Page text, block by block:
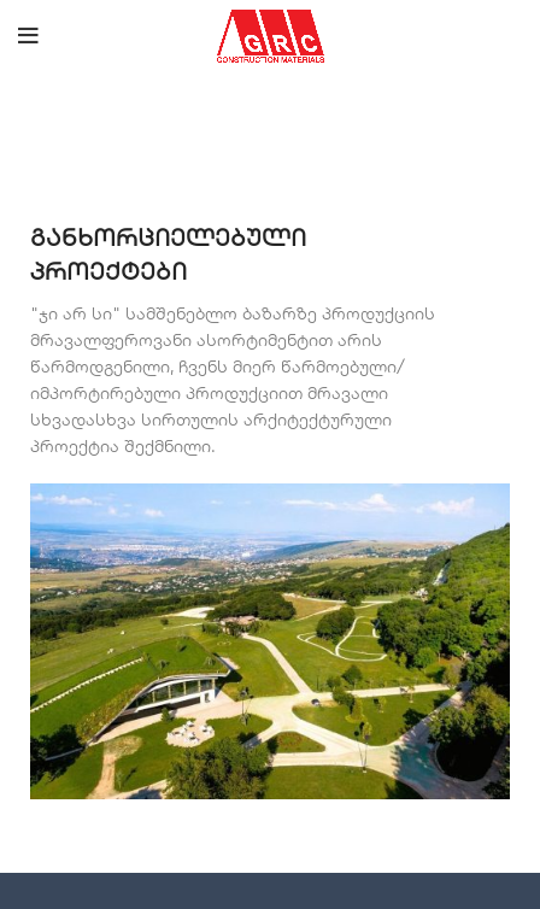
განხორციელებული
პროექტები
"ჯი არ სი" სამშენებლო ბაზარზე პროდუქციის
მრავალფეროვანი ასორტიმენტით არის
წარმოდგენილი, ჩვენს მიერ წარმოებული/
იმპორტირებული პროდუქციით მრავალი
სხვადასხვა სირთულის არქიტექტურული
პროექტია შექმნილი.